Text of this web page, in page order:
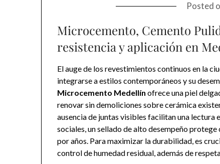
Posted
Microcemento, Cemento
resistencia y aplicación en
El auge de los revestimientos continuos en la
integrarse a estilos contemporáneos y su
Microcemento Medellín ofrece una piel
renovar sin demoliciones sobre cerámica
ausencia de juntas visibles facilitan una lectura
sociales, un sellado de alto desempeño
por años. Para maximizar la durabilidad, es
control de humedad residual, además de